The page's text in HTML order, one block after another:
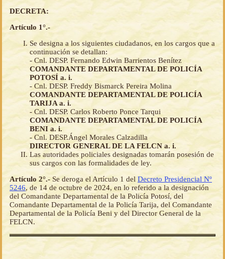
DECRETA:
Artículo 1°.-
Se designa a los siguientes ciudadanos, en los cargos que a
continuación se detallan:
- Cnl. DESP. Fernando Edwin Barrientos Benítez
COMANDANTE DEPARTAMENTAL DE POLICÍA
POTOSÍ a. i.
- Cnl. DESP. Freddy Bismarck Pereira Molina
COMANDANTE DEPARTAMENTAL DE POLICÍA
TARIJA a. i.
- Cnl. DESP. Carlos Roberto Ponce Tarqui
COMANDANTE DEPARTAMENTAL DE POLICÍA
BENI a. i.
- Cnl. DESP.Ángel Morales Calzadilla
DIRECTOR GENERAL DE LA FELCN a. i.
Las autoridades policiales designadas tomarán posesión de
sus cargos con las formalidades de ley.
Artículo 2°.-Se deroga el Artículo 1 del Decreto Presidencial Nº
5246, de 14 de octubre de 2024, en lo referido a la designación
del Comandante Departamental de la Policía Potosí, del
Comandante Departamental de la Policía Tarija, del Comandante
Departamental de la Policía Beni y del Director General de la
FELCN.